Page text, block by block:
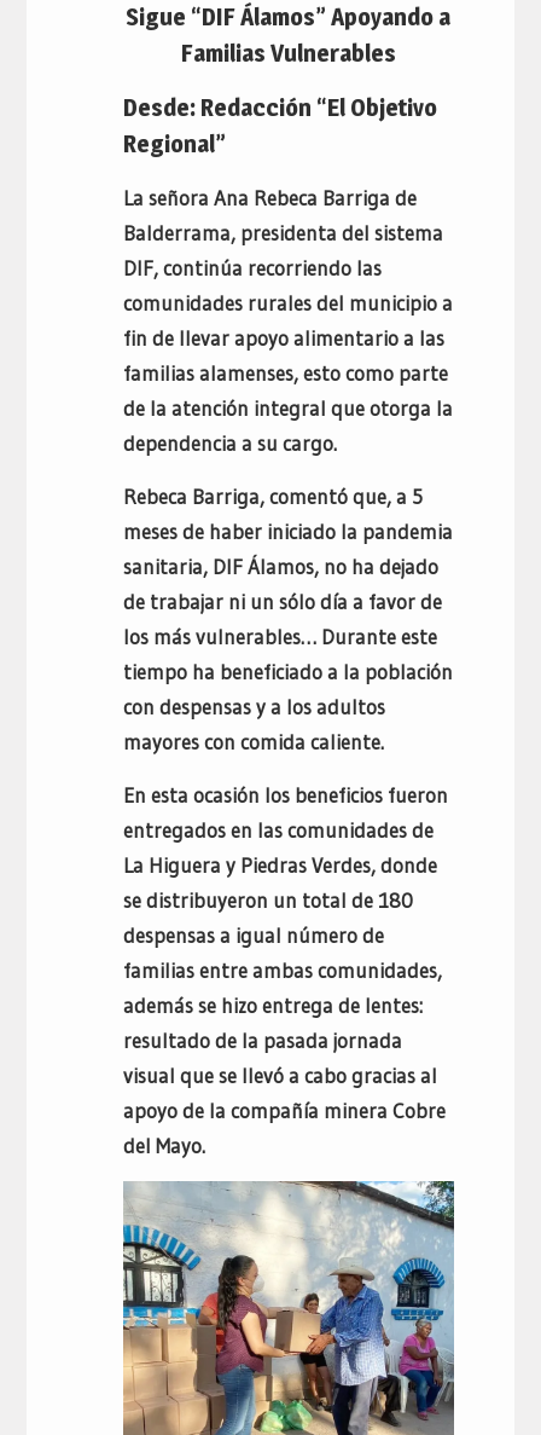
Sigue “DIF Álamos” Apoyando a
Familias Vulnerables
Desde: Redacción “El Objetivo
Regional”
La señora Ana Rebeca Barriga de
Balderrama, presidenta del sistema
DIF, continúa recorriendo las
comunidades rurales del municipio a
fin de llevar apoyo alimentario a las
familias alamenses, esto como parte
de la atención integral que otorga la
dependencia a su cargo.
Rebeca Barriga, comentó que, a 5
meses de haber iniciado la pandemia
sanitaria, DIF Álamos, no ha dejado
de trabajar ni un sólo día a favor de
los más vulnerables… Durante este
tiempo ha beneficiado a la población
con despensas y a los adultos
mayores con comida caliente.
En esta ocasión los beneficios fueron
entregados en las comunidades de
La Higuera y Piedras Verdes, donde
se distribuyeron un total de 180
despensas a igual número de
familias entre ambas comunidades,
además se hizo entrega de lentes:
resultado de la pasada jornada
visual que se llevó a cabo gracias al
apoyo de la compañía minera Cobre
del Mayo.